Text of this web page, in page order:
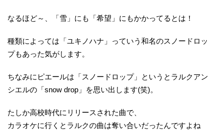
なるほど～、「雪」にも「希望」にもかかってるとは！
種類によっては「ユキノハナ」っていう和名のスノードロッ
プもあった気がします。
ちなみにピエールは「スノードロップ」というとラルクアン
シエルの「snow drop」を思い出します(笑)。
たしか高校時代にリリースされた曲で、
カラオケに行くとラルクの曲は奪い合いだったんですよね